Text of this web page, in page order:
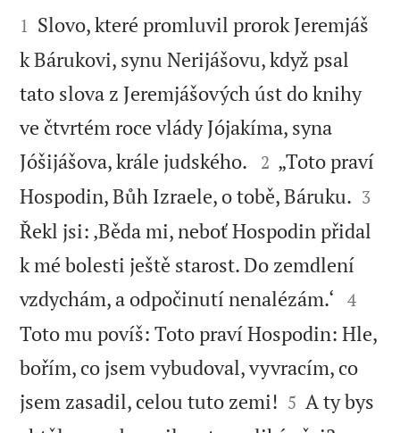


1 Slovo, které promluvil prorok Jeremjáš
k Bárukovi, synu Nerijášovu, když psal
tato slova z Jeremjášových úst do knihy
ve čtvrtém roce vlády Jójakíma, syna
Jóšijášova, krále judského. 

2 „Toto praví
Hospodin, Bůh Izraele, o tobě, Báruku. 

3
Řekl jsi: ‚Běda mi, neboť Hospodin přidal
k mé bolesti ještě starost. Do zemdlení
vzdychám, a odpočinutí nenalézám.‘ 

4
Toto mu povíš: Toto praví Hospodin: Hle,
bořím, co jsem vybudoval, vyvracím, co
jsem zasadil, celou tuto zemi! 

5 A ty bys